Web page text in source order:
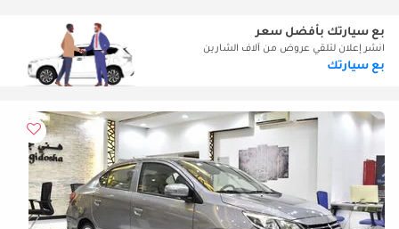
بع سيارتك بأفضل سعر
انشر إعلان لتلقي عروض من آلاف الشارين
بع سيارتك